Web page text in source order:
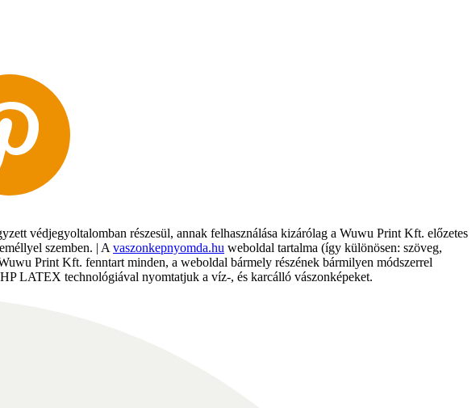
védjegyoltalomban részesül, annak felhasználása kizárólag a Wuwu Print Kft. előzetes
szemben. | A vaszonkepnyomda.hu weboldal tartalma (így különösen: szöveg,
Print Kft. fenntart minden, a weboldal bármely részének bármilyen módszerrel
LATEX technológiával nyomtatjuk a víz-, és karcálló vászonképeket.